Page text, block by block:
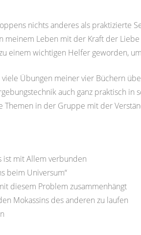
nichts anderes als praktizierte
meinem Leben mit der Kraft der
einem wichtigen Helfer geworden,
Übungen meiner vier Büchern
auch ganz praktisch in
Themen in der Gruppe mit der
ist mit Allem verbunden
beim Universum“
diesem Problem zusammenhängt
Mokassins des anderen zu laufen